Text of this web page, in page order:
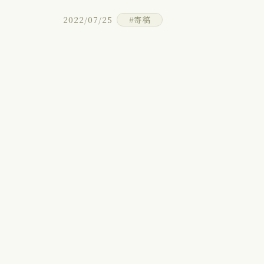
2022/07/25 #寄稿